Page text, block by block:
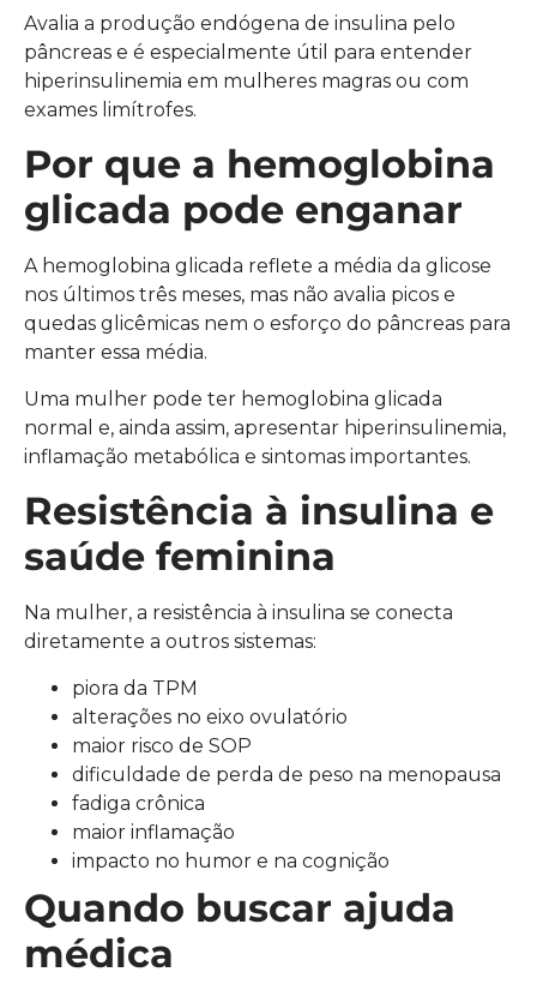
Avalia a produção endógena de insulina pelo
pâncreas e é especialmente útil para entender
hiperinsulinemia em mulheres magras ou com
exames limítrofes.
Por que a hemoglobina
glicada pode enganar
A hemoglobina glicada reflete a média da glicose
nos últimos três meses, mas não avalia picos e
quedas glicêmicas nem o esforço do pâncreas para
manter essa média.
Uma mulher pode ter hemoglobina glicada
normal e, ainda assim, apresentar hiperinsulinemia,
inflamação metabólica e sintomas importantes.
Resistência à insulina e
saúde feminina
Na mulher, a resistência à insulina se conecta
diretamente a outros sistemas:
piora da TPM
alterações no eixo ovulatório
maior risco de SOP
dificuldade de perda de peso na menopausa
fadiga crônica
maior inflamação
impacto no humor e na cognição
Quando buscar ajuda
médica